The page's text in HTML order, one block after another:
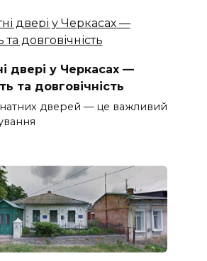
двері у Черкасах —
та довговічність
дверей — це важливий